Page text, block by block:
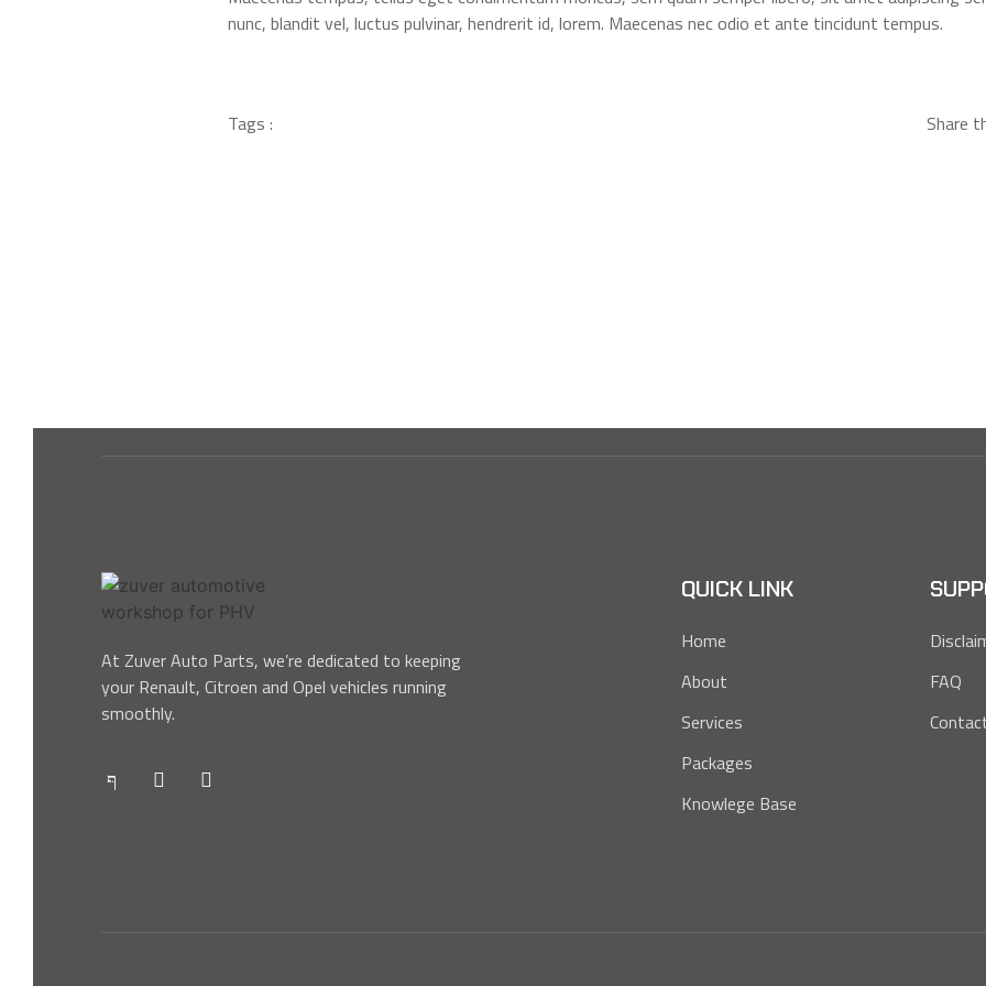
nunc, blandit vel, luctus pulvinar, hendrerit id, lorem. Maecenas nec odio et ante tincidunt tempus.
Tags : Share
At Zuver Auto Parts, we’re dedicated to keeping
your Renault, Citroen and Opel vehicles running
smoothly.
QUICK LINK
Home
About
Services
Packages
Knowlege Base
FAQ